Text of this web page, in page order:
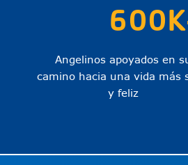
Angelinos apoyados en
camino hacia una vida más
y feliz